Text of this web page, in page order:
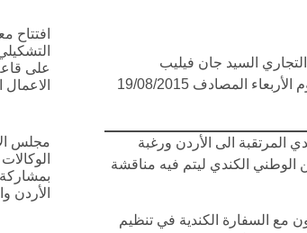
السيد جان فيليب
والمندوب التجاري السيدة وفاء حرزالله لدى السفارة الكندية في الأردن وذلك يوم الأربعاء المصادف 19/08/2015
المرتقبة الى الأردن ورغبة
الكندي ليتم فيه مناقشة
مع السفارة الكندية في تنظيم
افتتاح
على
الاعمال
مجلس
الأردن